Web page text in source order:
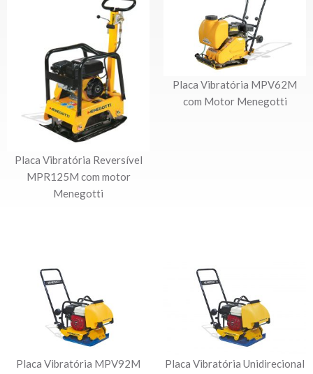
Placa Vibratória Reversível
MPR125M com motor
Menegotti
Placa Vibratória MPV62M
com Motor Menegotti
Placa Vibratória MPV92M
Placa Vibratória Unidirecional